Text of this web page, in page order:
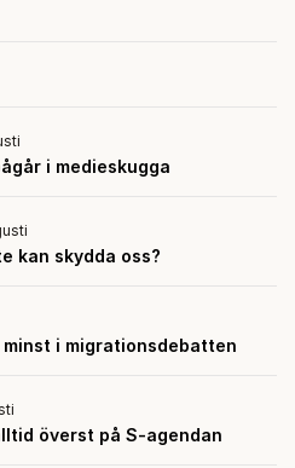
i medieskugga
kan skydda oss?
i migrationsdebatten
överst på S-agendan